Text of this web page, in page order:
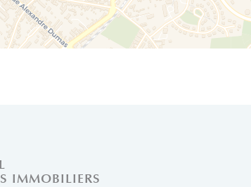
IMMOBILIERS